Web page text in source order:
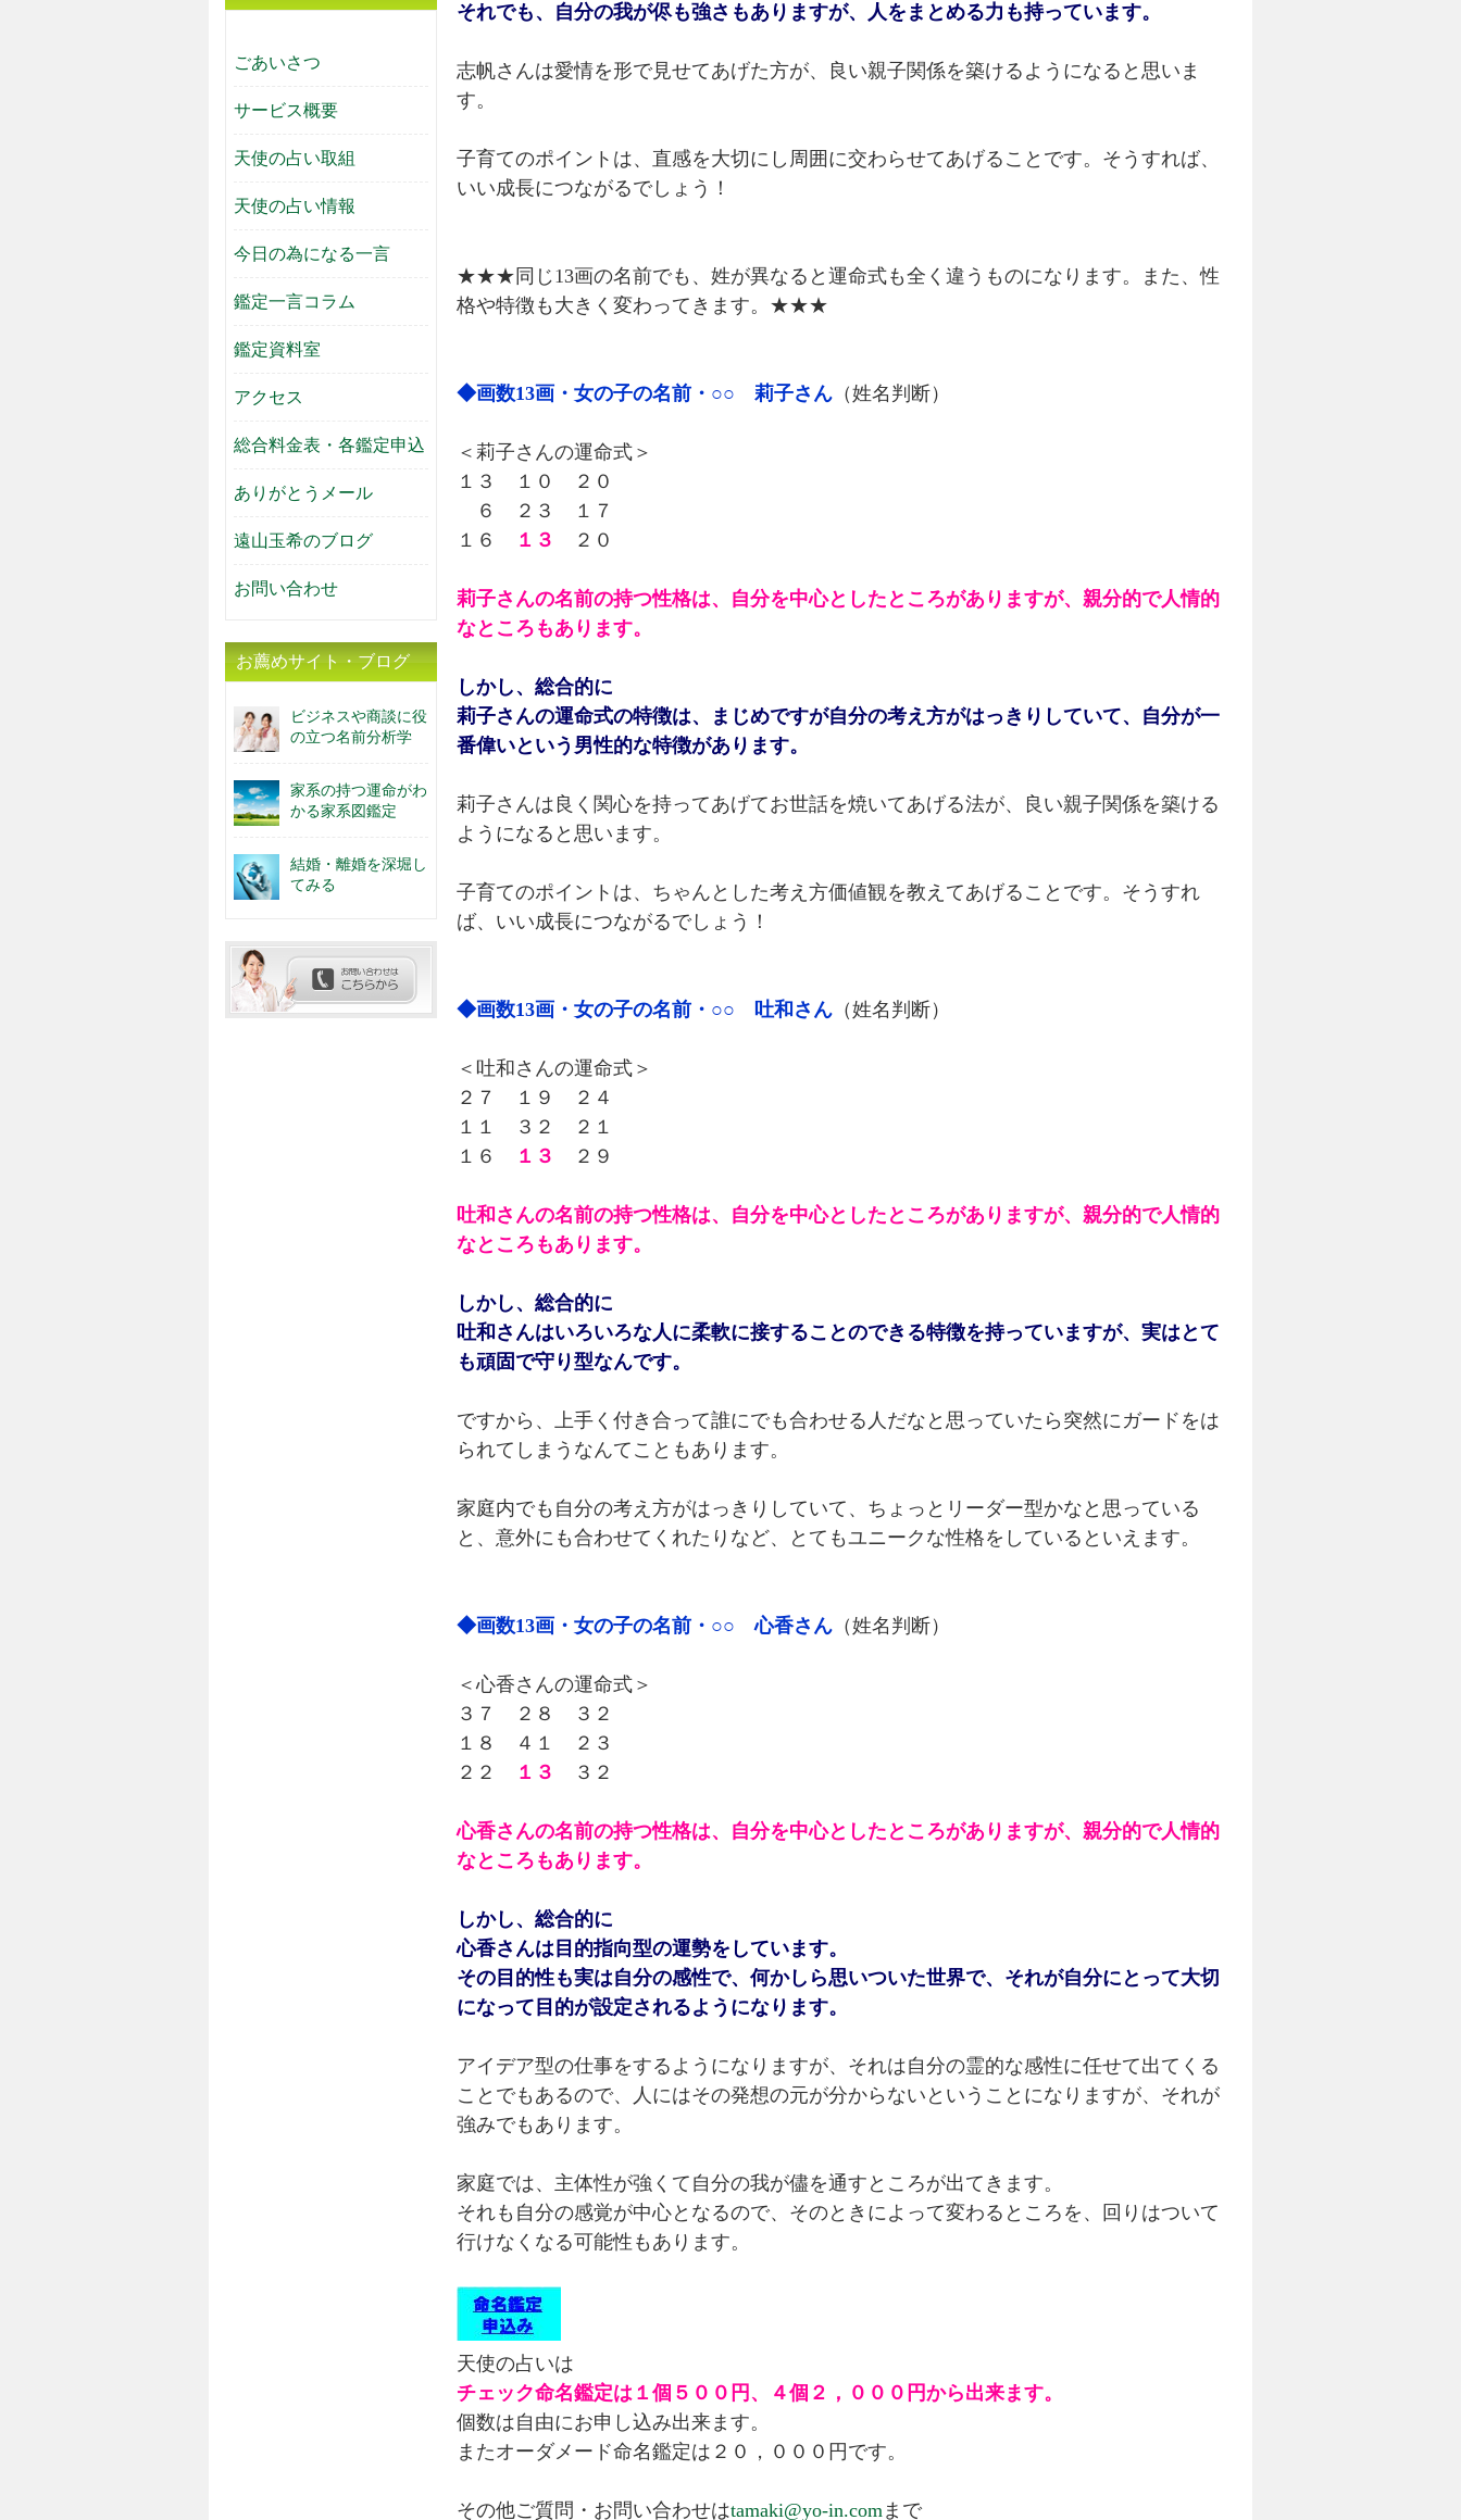
それでも、自分の我が侭も強さもありますが、人をまとめる力も持っています。
志帆さんは愛情を形で見せてあげた方が、良い親子関係を築けるようになると思いま
す。
子育てのポイントは、直感を大切にし周囲に交わらせてあげることです。そうすれば、
いい成長につながるでしょう！
★★★同じ13画の名前でも、姓が異なると運命式も全く違うものになります。また、性
格や特徴も大きく変わってきます。★★★
◆画数13画・女の子の名前・○○ 莉子さん （姓名判断）
＜莉子さんの運命式＞
１３ １０ ２０
６ ２３ １７
１６
１３ ２０
莉子さんの名前の持つ性格は、自分を中心としたところがありますが、親分的で人情的
なところもあります。
しかし、総合的に
莉子さんの運命式の特徴は、まじめですが自分の考え方がはっきりしていて、自分が一
番偉いという男性的な特徴があります。
莉子さんは良く関心を持ってあげてお世話を焼いてあげる法が、良い親子関係を築ける
ようになると思います。
子育てのポイントは、ちゃんとした考え方価値観を教えてあげることです。そうすれ
ば、いい成長につながるでしょう！
◆画数13画・女の子の名前・○○ 吐和さん （姓名判断）
＜吐和さんの運命式＞
２７ １９ ２４
１１ ３２ ２１
１６
１３ ２９
吐和さんの名前の持つ性格は、自分を中心としたところがありますが、親分的で人情的
なところもあります。
しかし、総合的に
吐和さんはいろいろな人に柔軟に接することのできる特徴を持っていますが、実はとて
も頑固で守り型なんです。
ですから、上手く付き合って誰にでも合わせる人だなと思っていたら突然にガードをは
られてしまうなんてこともあります。
家庭内でも自分の考え方がはっきりしていて、ちょっとリーダー型かなと思っている
と、意外にも合わせてくれたりなど、とてもユニークな性格をしているといえます。
◆画数13画・女の子の名前・○○ 心香さん （姓名判断）
＜心香さんの運命式＞
３７ ２８ ３２
１８ ４１ ２３
２２
１３ ３２
心香さんの名前の持つ性格は、自分を中心としたところがありますが、親分的で人情的
なところもあります。
しかし、総合的に
心香さんは目的指向型の運勢をしています。
その目的性も実は自分の感性で、何かしら思いついた世界で、それが自分にとって大切
になって目的が設定されるようになります。
アイデア型の仕事をするようになりますが、それは自分の霊的な感性に任せて出てくる
ことでもあるので、人にはその発想の元が分からないということになりますが、それが
強みでもあります。
家庭では、主体性が強くて自分の我が儘を通すところが出てきます。
それも自分の感覚が中心となるので、そのときによって変わるところを、回りはついて
行けなくなる可能性もあります。
天使の占いは
チェック命名鑑定は１個５００円、４個２，０００円から出来ます。
個数は自由にお申し込み出来ます。
またオーダメード命名鑑定は２０，０００円です。
その他ご質問・お問い合わせはtamaki@yo-in.comまで
ごあいさつ
サービス概要
天使の占い取組
天使の占い情報
今日の為になる一言
鑑定一言コラム
鑑定資料室
アクセス
総合料金表・各鑑定申込
ありがとうメール
遠山玉希のブログ
お問い合わせ
お薦めサイト・ブログ
ビジネスや商談に役
の立つ名前分析学
家系の持つ運命がわ
かる家系図鑑定
結婚・離婚を深堀し
てみる